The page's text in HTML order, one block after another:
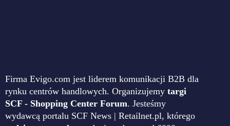
Firma Evigo.com jest liderem komunikacji B2B dla
rynku centrów handlowych. Organizujemy targi
SCF - Shopping Center Forum. Jesteśmy
wydawcą portalu SCF News | Retailnet.pl, którego